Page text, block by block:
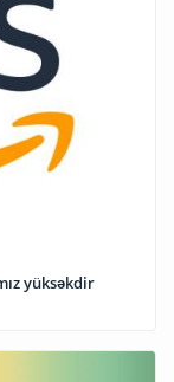
yüksəkdir